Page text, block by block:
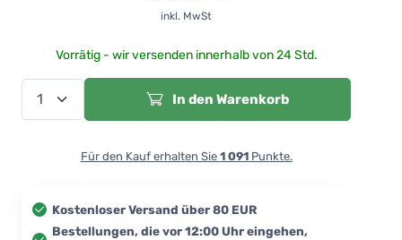
inkl. MwSt
Vorrätig - wir versenden innerhalb von 24 Std.
In den Warenkorb
Für den Kauf erhalten Sie 1 091Punkte.
Kostenloser Versand über 80 EUR
Bestellungen, die vor 12:00 Uhr eingehen,